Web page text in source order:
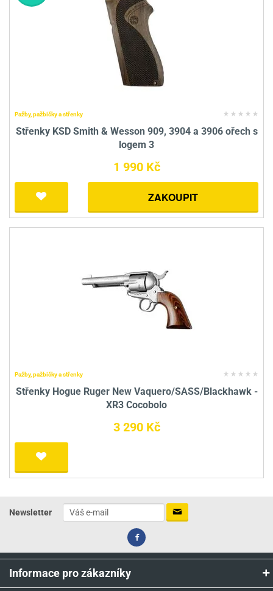
Pažby, pažbičky a střenky
Střenky KSD Smith & Wesson 909, 3904 a 3906 ořech s
logem 3
1 990 Kč
ZAKOUPIT
Pažby, pažbičky a střenky
Střenky Hogue Ruger New Vaquero/SASS/Blackhawk -
XR3 Cocobolo
3 290 Kč
Newsletter
Informace pro zákazníky